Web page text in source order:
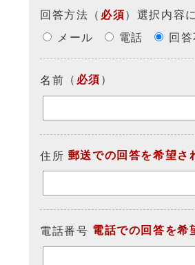
回答方法 （ 必須）選択内容
メール
電話 回
名前 （ 必須 ）
住所 郵送での回答を希望さ
電話番号 電話での回答を希